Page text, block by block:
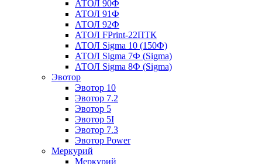
АТОЛ 90Ф
АТОЛ 91Ф
АТОЛ 92Ф
АТОЛ FPrint-22ПТК
АТОЛ Sigma 10 (150Ф)
АТОЛ Sigma 7Ф (Sigma)
АТОЛ Sigma 8Ф (Sigma)
Эвотор
Эвотор 10
Эвотор 7.2
Эвотор 5
Эвотор 5I
Эвотор 7.3
Эвотор Power
Меркурий
Меркурий